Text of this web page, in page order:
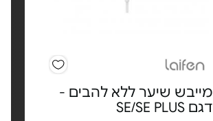
מייבש שיער ללא להבים -
דגם SE/SE PLUS